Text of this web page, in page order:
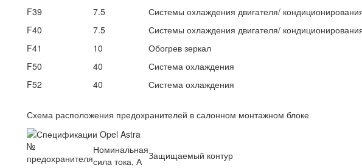
F39
7.5
Системы охлаждения двигателя/
F40
7.5
Системы охлаждения двигателя/
F41
10
Обогрев зеркал
F50
40
Система охлаждения
F52
40 Система охлаждения
Схема расположения предохранителей в салонном монтажном блоке
№
предохранителя
Номинальная
сила тока, А Защищаемый контур